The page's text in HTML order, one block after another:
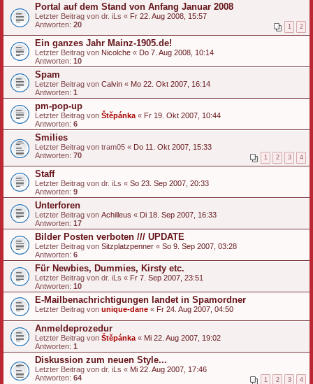
Portal auf dem Stand von Anfang Januar 2008
Letzter Beitrag von dr. iLs « Fr 22. Aug 2008, 15:57
Antworten: 20 1 2
Ein ganzes Jahr Mainz-1905.de!
Letzter Beitrag von Nicolche « Do 7. Aug 2008, 10:14
Antworten: 10
Spam
Letzter Beitrag von Calvin « Mo 22. Okt 2007, 16:14
Antworten: 1
pm-pop-up
Letzter Beitrag von Štěpánka « Fr 19. Okt 2007, 10:44
Antworten: 6
Smilies
Letzter Beitrag von tram05 « Do 11. Okt 2007, 15:33
Antworten: 70 1 2 3 4
Staff
Letzter Beitrag von dr. iLs « So 23. Sep 2007, 20:33
Antworten: 9
Unterforen
Letzter Beitrag von Achilleus « Di 18. Sep 2007, 16:33
Antworten: 17
Bilder Posten verboten /// UPDATE
Letzter Beitrag von Sitzplatzpenner « So 9. Sep 2007, 03:28
Antworten: 6
Für Newbies, Dummies, Kirsty etc.
Letzter Beitrag von dr. iLs « Fr 7. Sep 2007, 23:51
Antworten: 10
E-Mailbenachrichtigungen landet in Spamordner
Letzter Beitrag von unique-dane « Fr 24. Aug 2007, 04:50
Anmeldeprozedur
Letzter Beitrag von Štěpánka « Mi 22. Aug 2007, 19:02
Antworten: 1
Diskussion zum neuen Style...
Letzter Beitrag von dr. iLs « Mi 22. Aug 2007, 17:46
Antworten: 64 1 2 3 4